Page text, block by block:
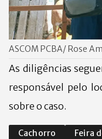
ASCOM PCBA/ Rose
As diligências
responsável pelo
sobre o caso.
Cachorro Feira